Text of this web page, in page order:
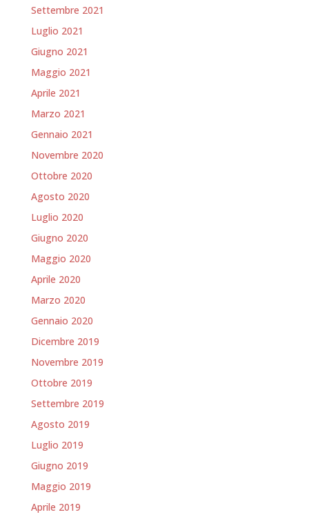
Settembre 2021
Luglio 2021
Giugno 2021
Maggio 2021
Aprile 2021
Marzo 2021
Gennaio 2021
Novembre 2020
Ottobre 2020
Agosto 2020
Luglio 2020
Giugno 2020
Maggio 2020
Aprile 2020
Marzo 2020
Gennaio 2020
Dicembre 2019
Novembre 2019
Ottobre 2019
Settembre 2019
Agosto 2019
Luglio 2019
Giugno 2019
Maggio 2019
Aprile 2019